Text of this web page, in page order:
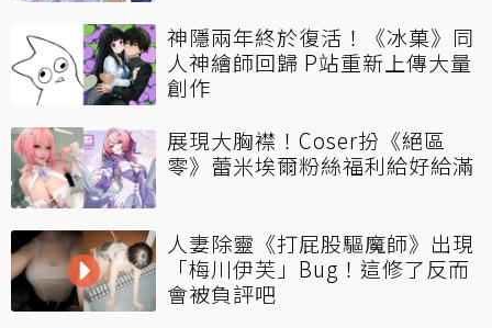
神隱兩年終於復活！《冰菓》同
人神繪師回歸 P站重新上傳大量
創作
展現大胸襟！Coser扮《絕區
零》蕾米埃爾粉絲福利給好給滿
人妻除靈《打屁股驅魔師》出現
「梅川伊芙」Bug！這修了反而
會被負評吧